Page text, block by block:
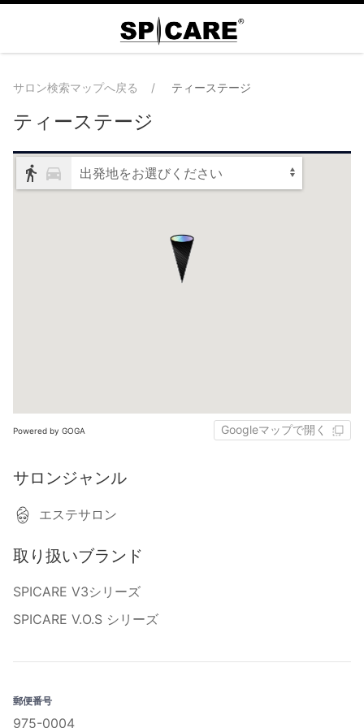
サロン検索マップへ戻る ティーステージ
ティーステージ
出発地をお選びください
Powered by GOGA Googleマップで開く
サロンジャンル
エステサロン
取り扱いブランド
SPICARE V3シリーズ
SPICARE V.O.S シリーズ
郵便番号
975-0004